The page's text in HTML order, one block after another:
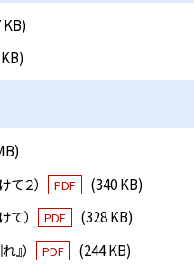
KB)
２）
PDF
(340 KB)
）
PDF
(328 KB)
』）
PDF
(244 KB)